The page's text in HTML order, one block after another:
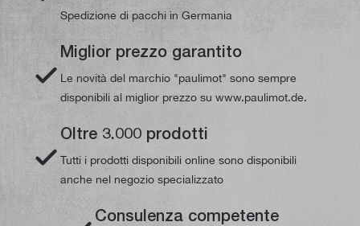
Spedizione di pacchi in Germania
Miglior prezzo garantito
Le novità del marchio "paulimot" sono sempre
disponibili al miglior prezzo su www.paulimot.de.
Oltre 3.000 prodotti
Tutti i prodotti disponibili online sono disponibili
anche nel negozio specializzato
Consulenza competente